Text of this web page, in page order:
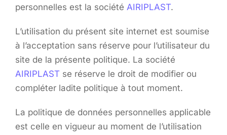
personnelles est la société AIRIPLAST.
L’utilisation du présent site internet est soumise
à l’acceptation sans réserve pour l’utilisateur du
site de la présente politique. La société
AIRIPLAST se réserve le droit de modifier ou
compléter ladite politique à tout moment.
La politique de données personnelles applicable
est celle en vigueur au moment de l’utilisation